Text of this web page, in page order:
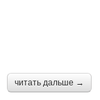
читать дальше →